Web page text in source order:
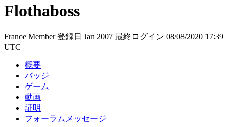
Flothaboss
France Member登録日 Jan 2007 最終ログイン 08/08/2020 17:39
UTC
概要
バッジ
ゲーム
動画
証明
フォーラムメッセージ